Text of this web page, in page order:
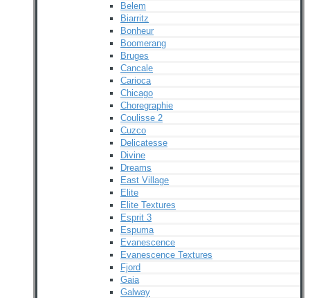
Belem
Biarritz
Bonheur
Boomerang
Bruges
Cancale
Carioca
Chicago
Choregraphie
Coulisse 2
Cuzco
Delicatesse
Divine
Dreams
East Village
Elite
Elite Textures
Esprit 3
Espuma
Evanescence
Evanescence Textures
Fjord
Gaia
Galway